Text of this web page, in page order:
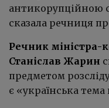
антикорупційною
сказала речниця
Речник міністра-
Станіслав Жарин
предметом
є «українська